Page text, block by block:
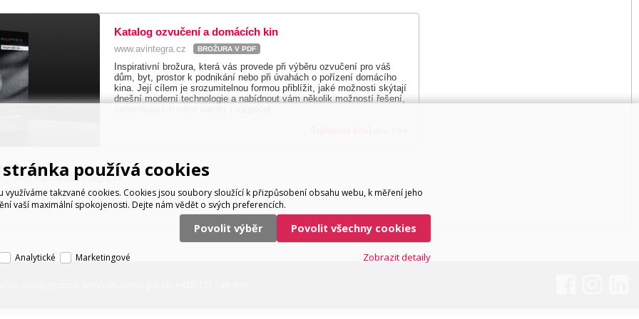
Katalog ozvučení a domácích kin
www.avintegra.cz BROŽURA V PDF
Inspirativní brožura, která vás provede při výběru ozvučení pro váš
dům, byt, prostor k podnikání nebo při úvahách o pořízení domácího
kina. Její cílem je srozumitelnou formou přiblížit, jaké možnosti skýtají
dnešní moderní technologie a nabídnout vám několik možností řešení,
,ivan.trachta@avintegra.czpoužívá cookies
využíváme takzvané cookies. Cookies jsou soubory sloužící k přizpůsobení obsahu webu, k měření jeho
vaší maximální spokojenosti. Dejte nám vědět o svých preferencích.
Povolit výběr Povolit všechny cookies
Analytické Marketingové Zobrazit detaily